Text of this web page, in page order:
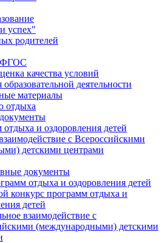
успех"
родителей
ФГОС
качества условий
деятельности
материалы
отдыха
и оздоровления детей
с Всероссийскими
детскими центрами
документы
отдыха и оздоровления детей
конкурс программ отдыха и
детей
взаимодействие с
(международными) детскими